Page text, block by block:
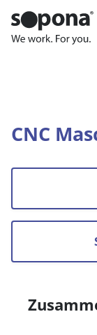
Hauptnavigation
Zum Inhalt
CNC